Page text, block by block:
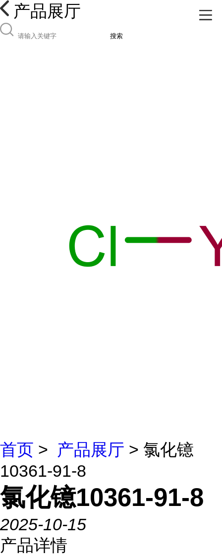
产品展厅
搜索
首页 > 产品展厅 > 氯化镱
10361-91-8
氯化镱10361-91-8
2025-10-15
产品详情